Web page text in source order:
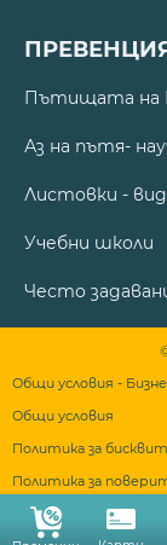
Пътищата на
Аз на пътя-
Листовки -
Учебни школи
Често
Общи условия -
Общи условия
Политика за
Политика за